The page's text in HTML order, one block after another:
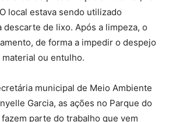
local estava sendo utilizado
de lixo. Após a limpeza, o
de forma a impedir o despejo
ou entulho.
municipal de Meio Ambiente
Garcia, as ações no Parque do
parte do trabalho que vem